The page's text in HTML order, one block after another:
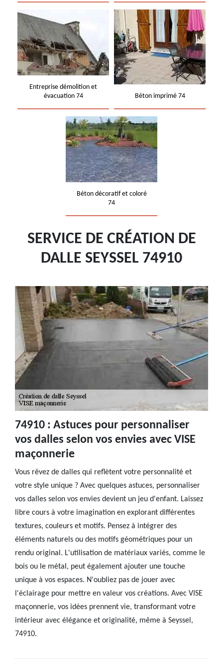
Entreprise démolition et
évacuation 74
Béton imprimé 74
Béton décoratif et coloré
74
SERVICE DE CRÉATION DE
DALLE SEYSSEL 74910
74910 : Astuces pour personnaliser
vos dalles selon vos envies avec VISE
maçonnerie
Vous rêvez de dalles qui reflètent votre personnalité et
votre style unique ? Avec quelques astuces, personnaliser
vos dalles selon vos envies devient un jeu d'enfant. Laissez
libre cours à votre imagination en explorant différentes
textures, couleurs et motifs. Pensez à intégrer des
éléments naturels ou des motifs géométriques pour un
rendu original. L'utilisation de matériaux variés, comme le
bois ou le métal, peut également ajouter une touche
unique à vos espaces. N'oubliez pas de jouer avec
l'éclairage pour mettre en valeur vos créations. Avec VISE
maçonnerie, vos idées prennent vie, transformant votre
intérieur avec élégance et originalité, même à Seyssel,
74910.